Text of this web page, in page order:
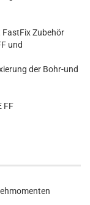
Zubehör
und
der Bohr-und
FF